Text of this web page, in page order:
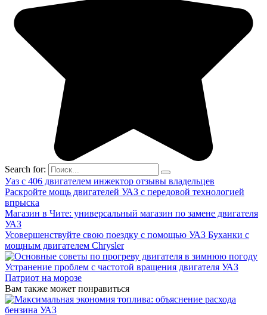
Search for:
Уаз с 406 двигателем инжектор отзывы владельцев
Раскройте мощь двигателей УАЗ с передовой технологией
впрыска
Магазин в Чите: универсальный магазин по замене двигателя
УАЗ
Усовершенствуйте свою поездку с помощью УАЗ Буханки с
мощным двигателем Chrysler
Устранение проблем с частотой вращения двигателя УАЗ
Патриот на морозе
Вам также может понравиться